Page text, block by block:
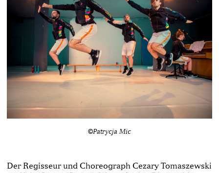
©Patrycja Mic
Der Regisseur und Choreograph Cezary Tomaszewski